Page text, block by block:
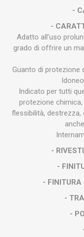
-
-
Adatto all’uso
grado di offrire un
Guanto di protezione
Indicato per tutti
protezione
flessibilità,
-
-
- FINITURA
-
-